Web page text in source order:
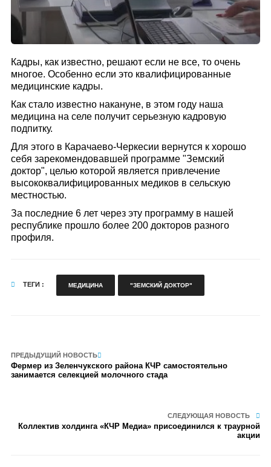
Кадры, как известно, решают если не все, то очень
многое. Особенно если это квалифицированные
медицинские кадры.
Как стало известно накануне, в этом году наша
медицина на селе получит серьезную кадровую
подпитку.
Для этого в Карачаево-Черкесии вернутся к хорошо
себя зарекомендовавшей программе "Земский
доктор", целью которой является привлечение
высококвалифицированных медиков в сельскую
местностью.
За последние 6 лет через эту программу в нашей
республике прошло более 200 докторов разного
профиля.
ТЕГИ : МЕДИЦИНА "ЗЕМСКИЙ ДОКТОР"
ПРЕДЫДУЩИЙ НОВОСТЬ
Фермер из Зеленчукского района КЧР самостоятельно
занимается селекцией молочного стада
СЛЕДУЮЩАЯ НОВОСТЬ
Коллектив холдинга «КЧР Медиа» присоединился к траурной
акции